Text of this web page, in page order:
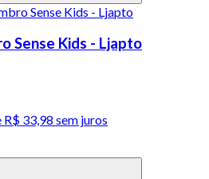
Sense Kids - Ljapto
R$ 33,98 sem juros